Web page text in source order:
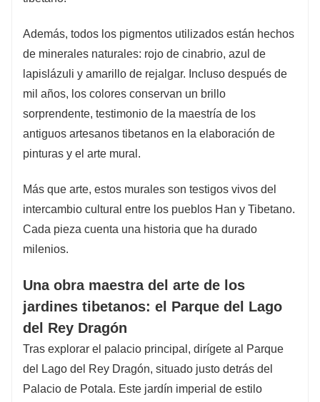
Además, todos los pigmentos utilizados están hechos
de minerales naturales: rojo de cinabrio, azul de
lapislázuli y amarillo de rejalgar. Incluso después de
mil años, los colores conservan un brillo
sorprendente, testimonio de la maestría de los
antiguos artesanos tibetanos en la elaboración de
pinturas y el arte mural.
Más que arte, estos murales son testigos vivos del
intercambio cultural entre los pueblos Han y Tibetano.
Cada pieza cuenta una historia que ha durado
milenios.
Una obra maestra del arte de los
jardines tibetanos: el Parque del Lago
del Rey Dragón
Tras explorar el palacio principal, dirígete al Parque
del Lago del Rey Dragón, situado justo detrás del
Palacio de Potala. Este jardín imperial de estilo